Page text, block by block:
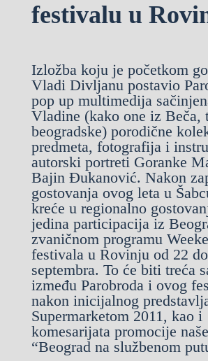
festivalu u
Izložba koju je početkom
Vladi Divljanu postavio
pop up multimedija
Vladine (kako one iz Beča,
beogradske) porodične
predmeta, fotografija i
autorski portreti Goranke
Bajin Đukanović. Nakon
gostovanja ovog leta u
kreće u regionalno
jedina participacija iz
zvaničnom programu
festivala u Rovinju od 22
septembra. To će biti treća
između Parobroda i ovog
nakon inicijalnog
Supermarketom 2011, kao i
komesarijata promocije
“Beograd na službenom